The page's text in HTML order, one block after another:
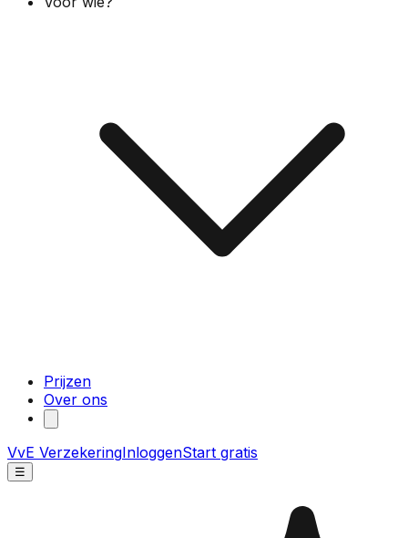
Prijzen
Over ons
VvE VerzekeringInloggenStart gratis
☰